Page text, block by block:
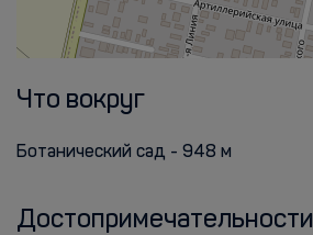
Что вокруг
Ботанический сад - 948 м
Достопримечательности